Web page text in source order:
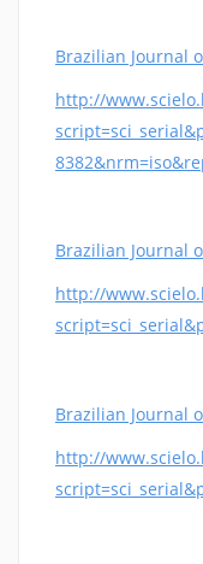
Brazilian Journal
http://
Brazilian Journal
http://
Brazilian Journal
http://